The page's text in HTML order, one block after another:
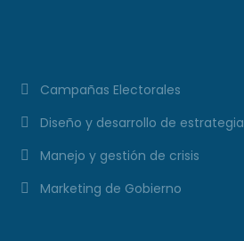
Campañas Electorales
Diseño y desarrollo de estrategia
Manejo y gestión de crisis
Marketing de Gobierno